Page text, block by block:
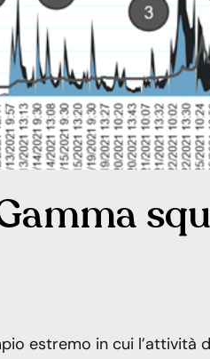
estremo in cui